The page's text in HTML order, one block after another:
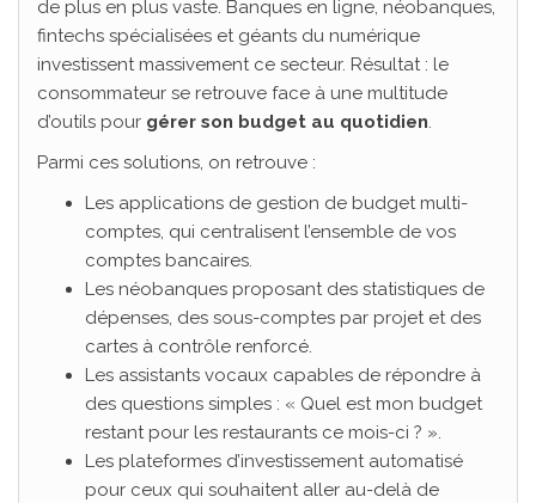
de plus en plus vaste. Banques en ligne, néobanques,
fintechs spécialisées et géants du numérique
investissent massivement ce secteur. Résultat : le
consommateur se retrouve face à une multitude
d’outils pour gérer son budget au quotidien.
Parmi ces solutions, on retrouve :
Les applications de gestion de budget multi-
comptes, qui centralisent l’ensemble de vos
comptes bancaires.
Les néobanques proposant des statistiques de
dépenses, des sous-comptes par projet et des
cartes à contrôle renforcé.
Les assistants vocaux capables de répondre à
des questions simples : « Quel est mon budget
restant pour les restaurants ce mois-ci ? ».
Les plateformes d’investissement automatisé
pour ceux qui souhaitent aller au-delà de